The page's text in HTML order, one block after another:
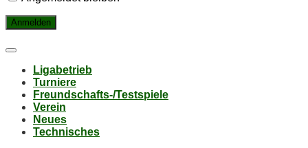
Li­ga­be­trieb
Tur­nie­re
Freund­schafts-/Test­spie­le
Ver­ein
Neu­es
Tech­ni­sches